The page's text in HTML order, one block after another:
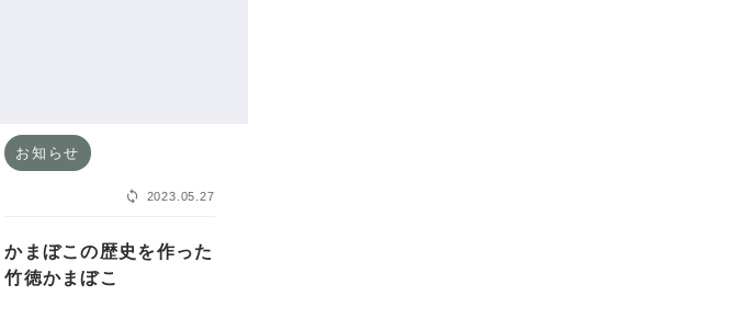
お知らせ
2023.05.27
かまぼこの歴史を作った
竹徳かまぼこ